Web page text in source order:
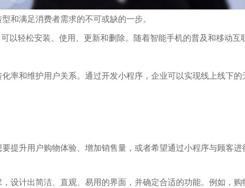
和满足消费者需求的不可或缺的一步。
以轻松安装、使用、更新和删除。随着智能手机的普及和移动
率和维护用户关系。通过开发小程序，企业可以实现线上线下的
升用户购物体验、增加销售量，或者希望通过小程序与顾客进
设计出简洁、直观、易用的界面，并确定合适的功能。例如，